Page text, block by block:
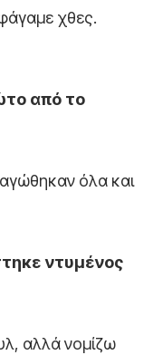
χθες.
από το
όλα και
ντυμένος
αλλά νομίζω